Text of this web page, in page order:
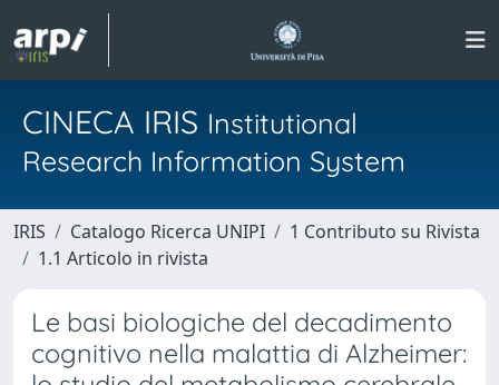
CINECA IRIS Institutional
Research Information System
IRIS Catalogo Ricerca UNIPI
1 Contributo su Rivista
1.1 Articolo in rivista
Le basi biologiche del decadimento
cognitivo nella malattia di Alzheimer: